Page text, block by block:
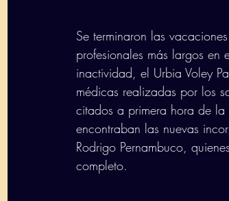
Se terminaron las
profesionales más largos
inactividad, el Urbia Voley
médicas realizadas por los
citados a primera hora de
encontraban las nuevas
Rodrigo Pernambuco,
completo.